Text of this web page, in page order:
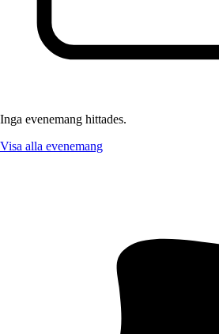
Inga evenemang hittades.
Visa alla evenemang